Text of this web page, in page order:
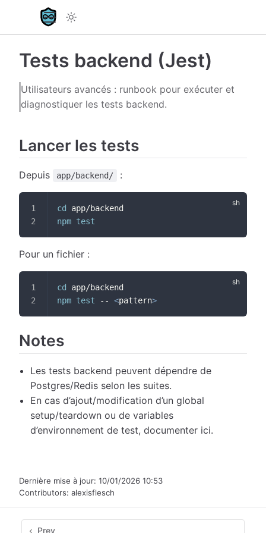
Tests backend (Jest)
Utilisateurs avancés : runbook pour exécuter et
diagnostiquer les tests backend.
Lancer les tests
Depuis app/backend/ :
cd
app/backend
npm test
Pour un fichier :
cd
app/backend
npm test -- <pattern>
Notes
Les tests backend peuvent dépendre de
Postgres/Redis selon les suites.
En cas d’ajout/modification d’un global
setup/teardown ou de variables
d’environnement de test, documenter ici.
Dernière mise à jour: 10/01/2026 10:53
Contributors: alexisflesch
Prev